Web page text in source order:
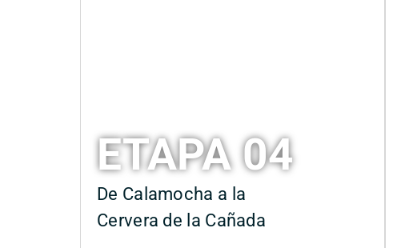
ETAPA 04
De Calamocha a la
Cervera de la Cañada